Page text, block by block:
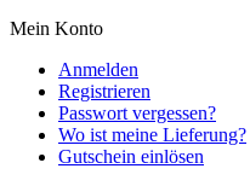
Mein Konto
Anmelden
Registrieren
Passwort vergessen?
Wo ist meine Lieferung?
Gutschein einlösen